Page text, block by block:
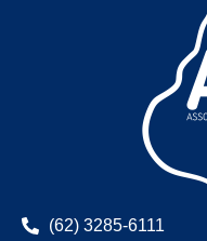
(62) 3285-6111